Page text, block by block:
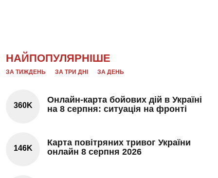
НАЙПОПУЛЯРНІШЕ
ЗА ТИЖДЕНЬ ЗА ТРИ ДНІ ЗА ДЕНЬ
360K
Онлайн-карта бойових дій в Україні
на 8 серпня: ситуація на фронті
146K
Карта повітряних тривог України
онлайн 8 серпня 2026